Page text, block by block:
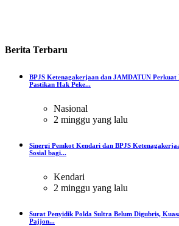
Berita Terbaru
BPJS Ketenagakerjaan dan JAMDATUN Perkuat
Pastikan Hak Peke...
Nasional
2 minggu yang lalu
Sinergi Pemkot Kendari dan BPJS
Sosial bagi...
Kendari
2 minggu yang lalu
Surat Penyidik Polda Sultra Belum Digubris,
Pajjon...